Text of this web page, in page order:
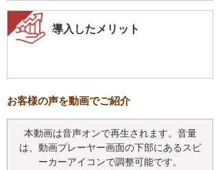
導入したメリット
お客様の声を動画でご紹介
本動画は音声オンで再生されます。音量
は、動画プレーヤー画面の下部にあるスピ
ーカーアイコンで調整可能です。